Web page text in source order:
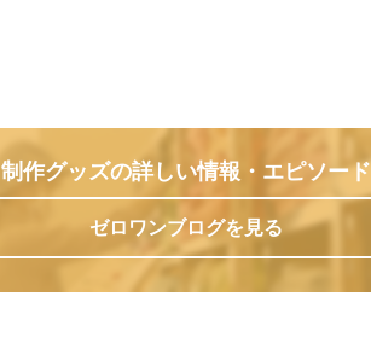
制作グッズの詳しい情報 ・エピソード
ゼロワンブログを見る